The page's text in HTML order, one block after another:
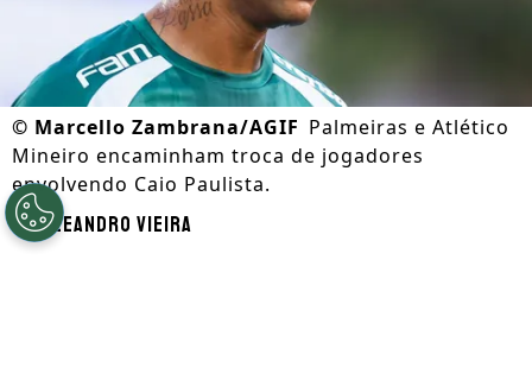
© Marcello Zambrana/AGIF Palmeiras e Atlético
Mineiro encaminham troca de jogadores
envolvendo Caio Paulista.
PorLeandro Vieira